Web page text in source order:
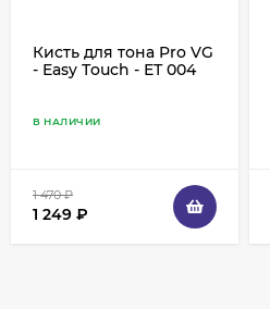
Кисть для тона Pro VG
- Easy Тouch - ЕТ 004
В НАЛИЧИИ
1 470₽
1 249 ₽